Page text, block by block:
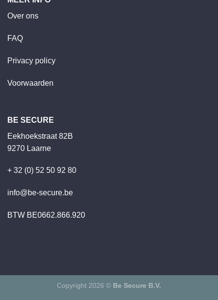
Over ons
FAQ
Privacy policy
Voorwaarden
BE SECURE
Eekhoekstraat 82B
9270 Laarne
+ 32 (0) 52 50 92 80
info@be-secure.be
BTW BE0662.866.920
Copyright 2026 © Be Secure B.V.